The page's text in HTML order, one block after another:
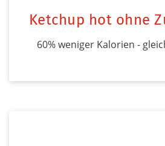
Ketchup hot ohne
60% weniger Kalorien -